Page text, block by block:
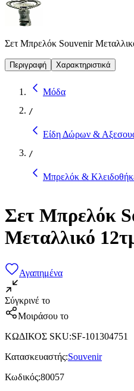
Σετ Μπρελόκ Souvenir
Περιγραφή Χαρακτηριστικά
Μόδα
/
Είδη Δώρων &
/
Μπρελόκ &
Σετ Μπρελόκ
Μεταλλικό
Αγαπημένα
Σύγκρινέ το
Μοιράσου το
ΚΩΔΙΚΟΣ SKU:SF-101304751
Κατασκευαστής:Souvenir
Κωδικός:80057